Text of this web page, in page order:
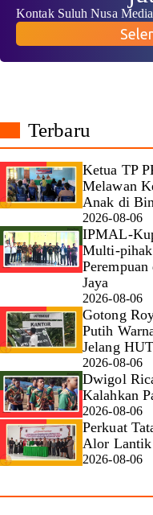
Kontak Suluh Nusa Media
Terbaru
Ketua TP
Melawan
Anak di
2026-08-06
IPMAL-
Multi-
Jaya
2026-08-06
Gotong
Putih
Jelang
2026-08-06
Dwigol
Kalahkan
2026-08-06
Perkuat
Alor Lantik
2026-08-06